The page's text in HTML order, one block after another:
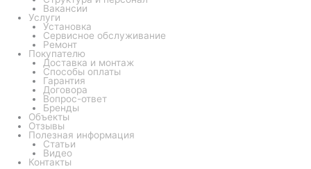
Вакансии
Услуги
Установка
Сервисное обслуживание
Ремонт
Покупателю
Доставка и монтаж
Способы оплаты
Гарантия
Договора
Вопрос-ответ
Бренды
Объекты
Отзывы
Полезная информация
Статьи
Видео
Контакты